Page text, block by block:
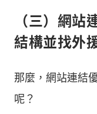
（三）網站
結構並找外
那麼，網站連結
呢？